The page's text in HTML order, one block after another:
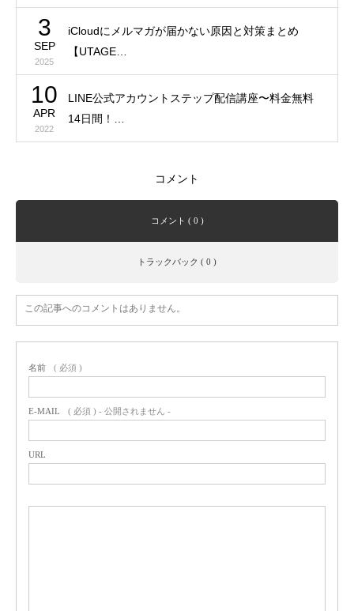
3
SEP
2025
iCloudにメルマガが届かない原因と対策まとめ
【UTAGE…
10
APR
2022
LINE公式アカウントステップ配信講座〜料金無料
14日間！…
コメント
コメント ( 0 )
トラックバック ( 0 )
この記事へのコメントはありません。
名前 ( 必須 )
E-MAIL ( 必須 ) - 公開されません -
URL